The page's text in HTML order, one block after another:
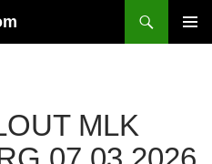
MLK